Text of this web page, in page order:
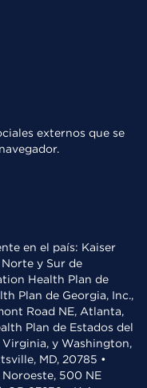
externos que se
en el país: Kaiser
y Sur de
Health Plan de
Plan de Georgia, Inc.,
Road NE, Atlanta,
Plan de Estados del
y Washington,
MD, 20785 •
500 NE